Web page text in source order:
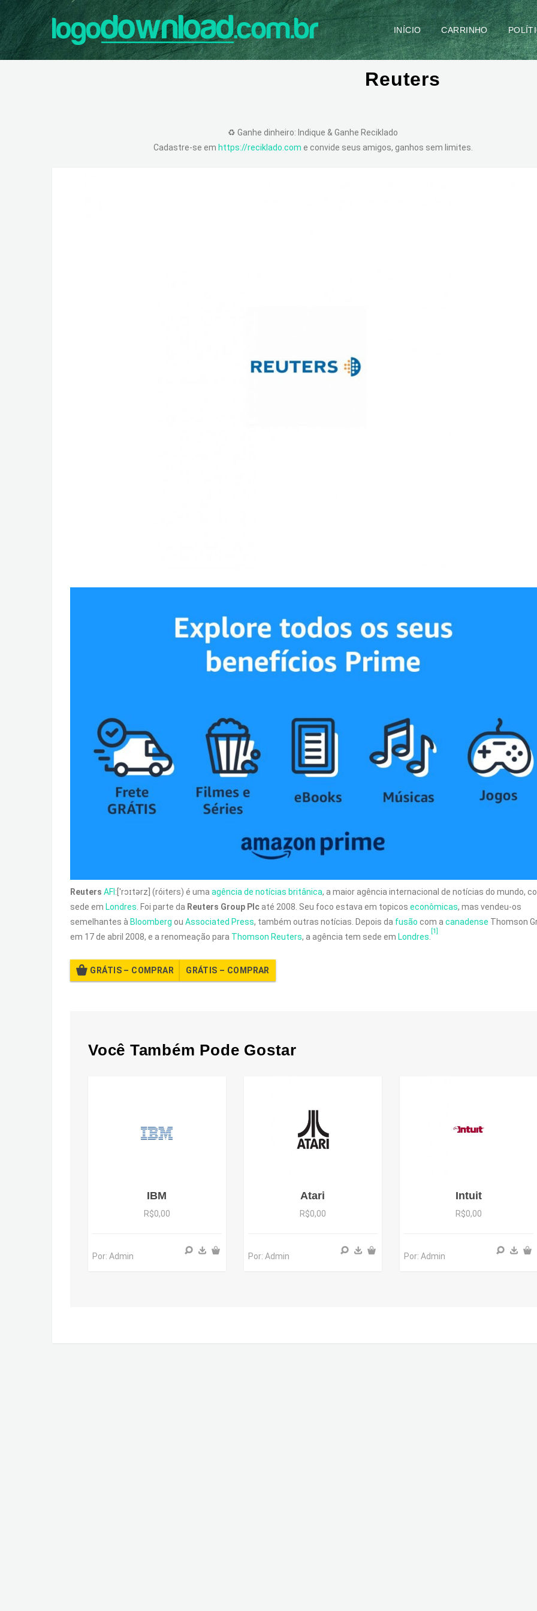
INÍCIO CARRINHO
Reuters
♻️ Ganhe dinheiro: Indique & Ganhe Reciklado
Cadastre-se em https://reciklado.com e convide seus amigos, ganhos sem limites.
Reuters AFI : [ˈrɔɪtərz] (róiters) é uma agência de notícias britânica, a maior agência internacional de notícias do mundo,
sede em Londres . Foi parte da Reuters Group Plc até 2008. Seu foco estava em topicos econômicas, mas vendeu-os
semelhantes à Bloomberg ou Associated Press, também outras notícias. Depois da fusão com a canadense Thomson
em 17 de abril 2008, e a renomeação para Thomson Reuters, a agência tem sede em Londres
[1]
GRÁTIS – COMPRAR
Você Também Pode Gostar
IBM
R$0,00
Por: Admin
Atari
R$0,00
Por: Admin
Intuit
R$0,00
Por: Admin